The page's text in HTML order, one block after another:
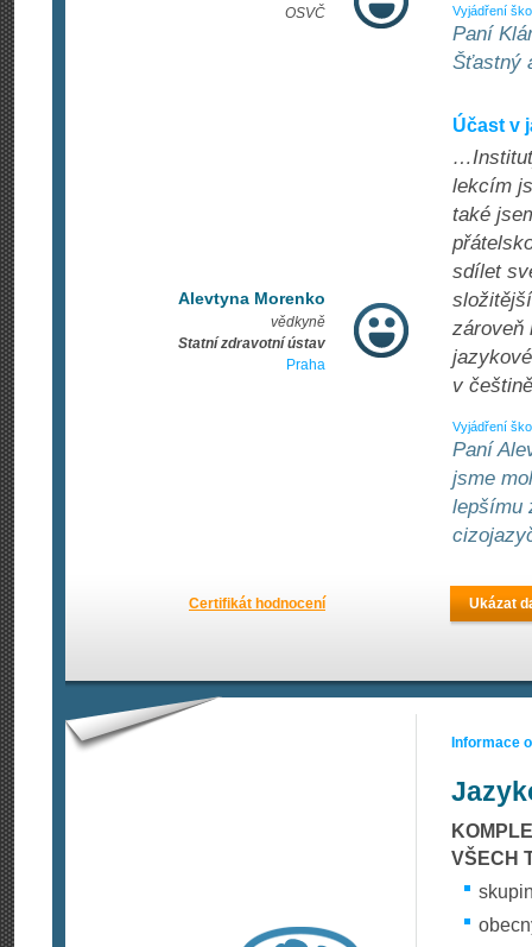
OSVČ Vyjádření
Paní
Šťastný
Alevtyna Morenko
vědkyně
Statní zdravotní ústav
Praha
Účast v
lekcím
také
sdílet
zároveň
v
Vyjádření
Paní
jsme
lepšímu
Certifikát hodnocení Ukázat
Informace
VŠECH